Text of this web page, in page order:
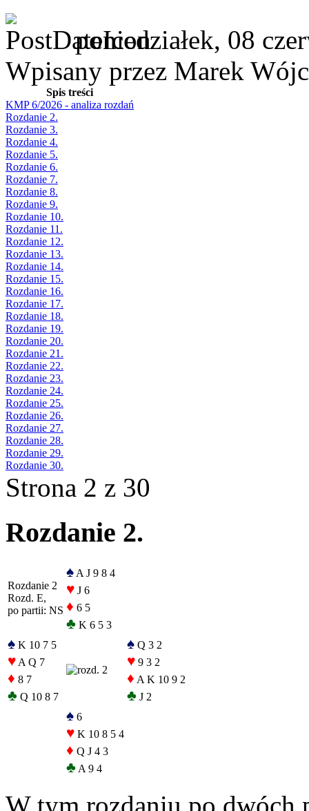
poniedziałek, 08
Wpisany przez Marek
Spis treści
KMP 6/2026 - analiza rozdań
Rozdanie 2.
Rozdanie 3.
Rozdanie 4.
Rozdanie 5.
Rozdanie 6.
Rozdanie 7.
Rozdanie 8.
Rozdanie 9.
Rozdanie 10.
Rozdanie 11.
Rozdanie 12.
Rozdanie 13.
Rozdanie 14.
Rozdanie 15.
Rozdanie 16.
Rozdanie 17.
Rozdanie 18.
Rozdanie 19.
Rozdanie 20.
Rozdanie 21.
Rozdanie 22.
Rozdanie 23.
Rozdanie 24.
Rozdanie 25.
Rozdanie 26.
Rozdanie 27.
Rozdanie 28.
Rozdanie 29.
Rozdanie 30.
Strona 2 z 30
Rozdanie 2.
Rozdanie 2
Rozd. E,
po partii: NS
♠ A J 9 8 4
♥ J 6
♦ 6 5
♣ K 6 5 3
♠ K 10 7 5
♥ A Q 7
♦ 8 7
♣ Q 10 8 7
♠ Q 3 2
♥ 9 3 2
♦ A K 10 9 2
♣ J 2
♠ 6
♥ K 10 8 5 4
♦ Q J 4 3
♣ A 9 4
W tym rozdaniu po dwóch